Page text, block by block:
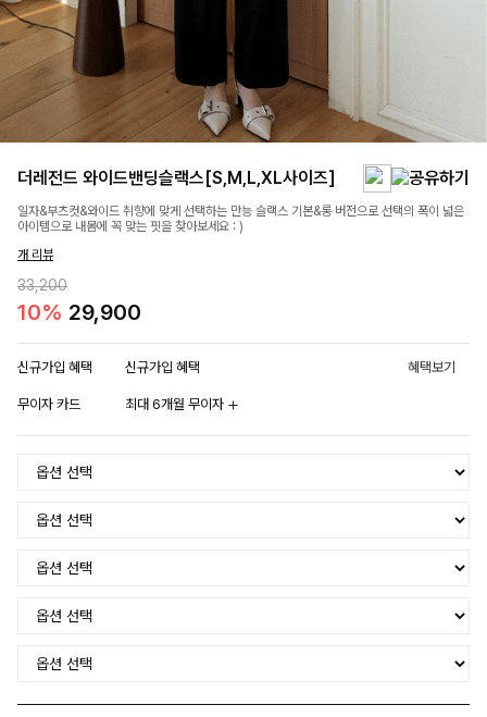
더레전드 와이드밴딩슬랙스[S,M,L,XL사이즈]
일자&부츠컷&와이드 취향에 맞게 선택하는 만능 슬랙스 기본&롱 버전으로 선택의 폭이 넓은
아이템으로 내몸에 꼭 맞는 핏을 찾아보세요 : )
개 리뷰
33,200
10% 29,900
신규가입 혜택 신규가입 혜택 혜택보기
무이자 카드 최대 6개월 무이자